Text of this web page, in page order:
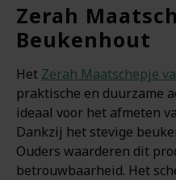
Zerah
Beukenhout
Het Zerah Maatschepje
praktische en duurzame
ideaal voor het afmeten
Dankzij het stevige
Ouders waarderen dit
betrouwbaarheid. Het